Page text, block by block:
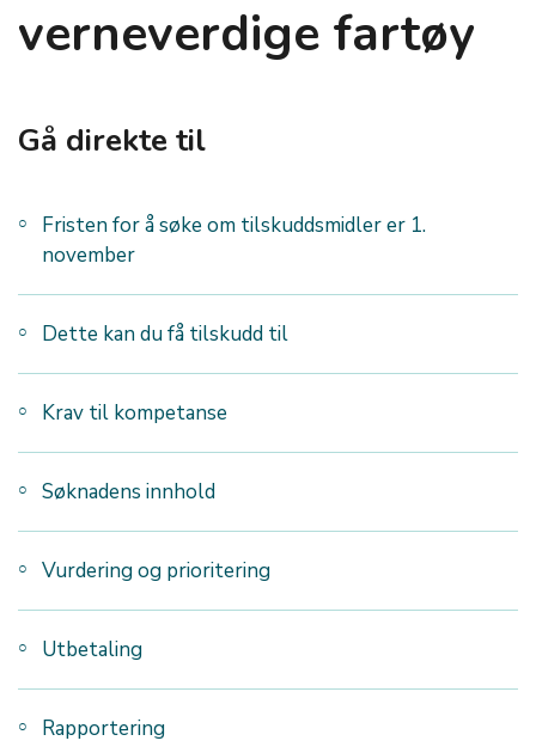
verneverdige fartøy
Gå direkte til
Fristen for å søke om tilskuddsmidler er 1.
november
Dette kan du få tilskudd til
Krav til kompetanse
Søknadens innhold
Vurdering og prioritering
Utbetaling
Rapportering